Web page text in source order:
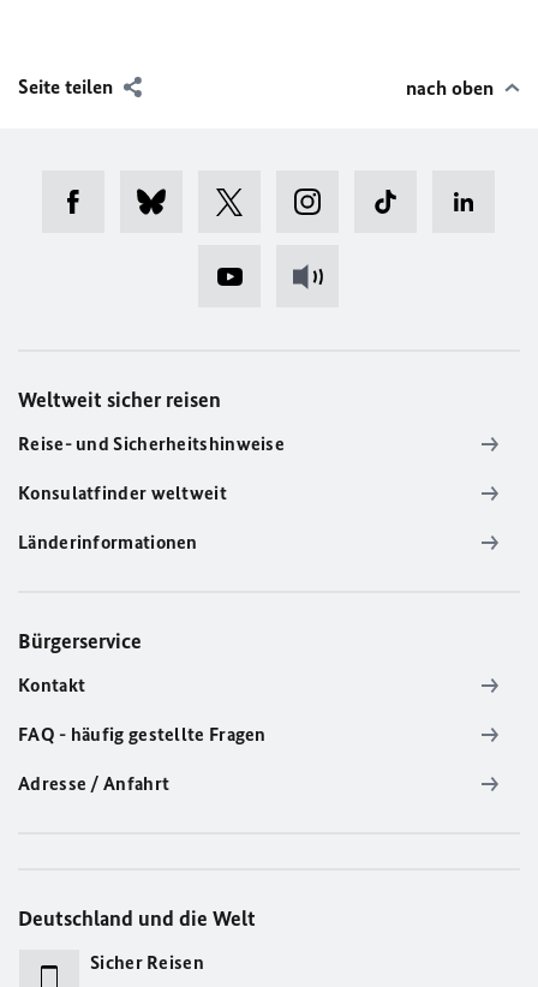
Seite teilen nach oben
Weltweit sicher reisen
Reise- und Sicherheitshinweise
Konsulatfinder weltweit
Länderinformationen
Bürgerservice
Kontakt
FAQ - häufig gestellte Fragen
Adresse / Anfahrt
Deutschland und die Welt
Sicher Reisen